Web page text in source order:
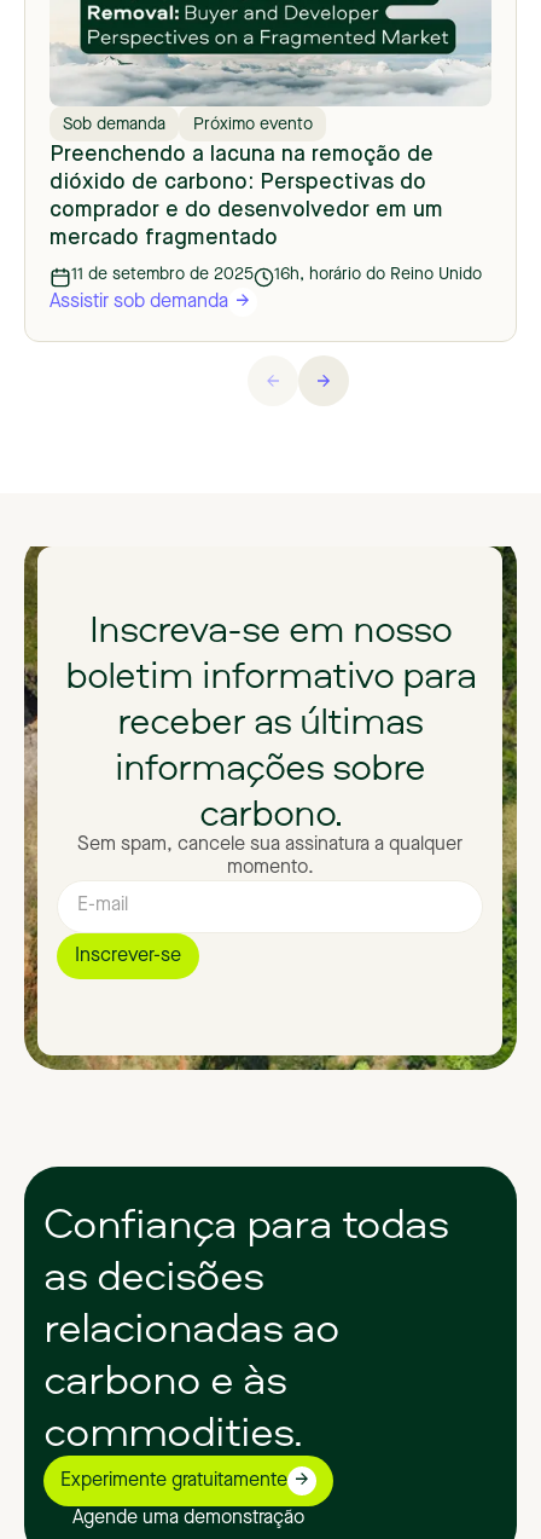
Sob demanda Próximo evento
Preenchendo a lacuna na remoção de
dióxido de carbono: Perspectivas do
comprador e do desenvolvedor em um
mercado fragmentado
11 de setembro de 2025 16h, horário do Reino Unido
Assistir sob demanda
Inscreva-se em nosso
boletim informativo para
receberas últimas
informaçõessobre
carbono.
Sem spam, cancele sua assinatura a qualquer
momento.
Confiança para todas
asdecisões
relacionadasao
carbono e às
commodities.
Experimente gratuitamente
Agende uma demonstração